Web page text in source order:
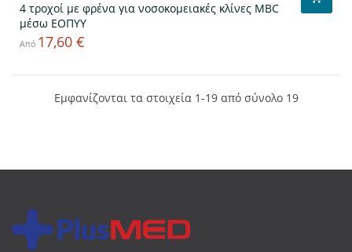
4 τροχοί με φρένα για νοσοκομειακές κλίνες MBC
μέσω ΕΟΠΥΥ
Από Τιμή
17,60 €
Εμφανίζονται τα στοιχεία 1-19 από σύνολο 19